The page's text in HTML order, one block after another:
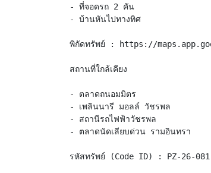
- ที่จอดรถ 2 คัน
- บ้านหันไปทางทิศ
พิกัดทรัพย์ : https://
สถานที่ใกล้เคียง
- ตลาดถนอมมิตร
- เพลินนารี มอลล์ วัชรพล
- สถานีรถไฟฟ้าวัชรพล
- ตลาดนัดเลียบด่วน รามอินทรา
รหัสทรัพย์ (Code ID) : PZ-26-081